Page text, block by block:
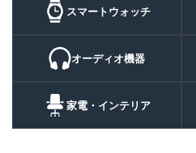
ッチ
機レビュー | 1万円
ュー | バッテリー
泊にも使いやすい
スマートウォッチ
オーディオ機器
家電・インテリア